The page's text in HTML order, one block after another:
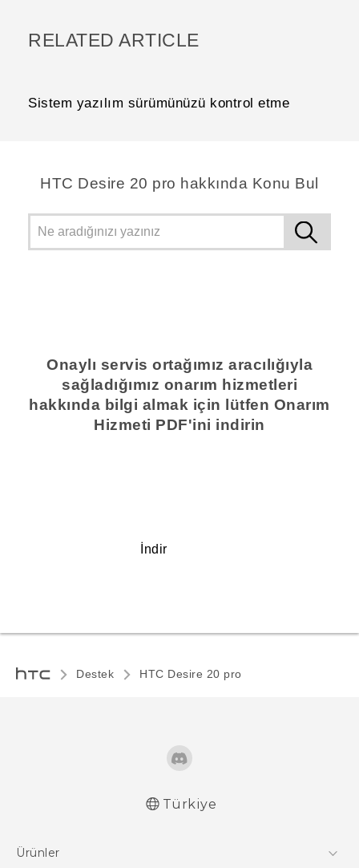
RELATED ARTICLE
Sistem yazılım sürümünüzü kontrol etme
‎HTC Desire 20 pro hakkında Konu Bul
Onaylı servis ortağımız aracılığıyla
sağladığımız onarım hizmetleri
hakkında bilgi almak için lütfen Onarım
Hizmeti PDF'ini indirin
İndir
Destek ‎HTC Desire 20 pro‎
Türkiye
Ürünler